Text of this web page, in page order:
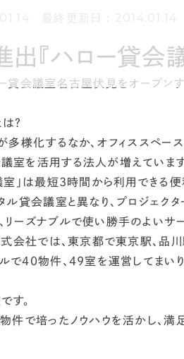
よくある質問・用語集
責事項
最終更新日：2014.01.14
出『ハロー貸会
貸会議室名古屋伏見をオープンす
？
多様化するなか、オフィススペー
室を活用する法人が増えています
」は最短3時間から利用できる便
貸会議室と異なり、プロジェクタ
リーズナブルで使い勝手のよいサ
会社では、東京都で東京駅、品川
で40物件、49室を運営してまい
す。
件で培ったノウハウを活かし、満